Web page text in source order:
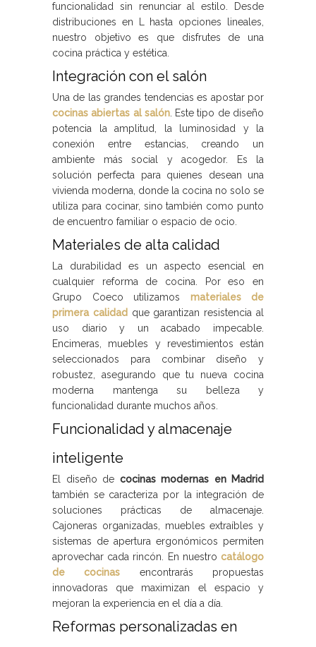
funcionalidad sin renunciar al estilo. Desde
distribuciones en L hasta opciones lineales,
nuestro objetivo es que disfrutes de una
cocina práctica y estética.
Integración con el salón
Una de las grandes tendencias es apostar por
cocinas abiertas al salón. Este tipo de diseño
potencia la amplitud, la luminosidad y la
conexión entre estancias, creando un
ambiente más social y acogedor. Es la
solución perfecta para quienes desean una
vivienda moderna, donde la cocina no solo se
utiliza para cocinar, sino también como punto
de encuentro familiar o espacio de ocio.
Materiales de alta calidad
La durabilidad es un aspecto esencial en
cualquier reforma de cocina. Por eso en
Grupo Coeco utilizamos materiales de
primera calidad que garantizan resistencia al
uso diario y un acabado impecable.
Encimeras, muebles y revestimientos están
seleccionados para combinar diseño y
robustez, asegurando que tu nueva cocina
moderna mantenga su belleza y
funcionalidad durante muchos años.
Funcionalidad y almacenaje
inteligente
El diseño de cocinas modernas en Madrid
también se caracteriza por la integración de
soluciones prácticas de almacenaje.
Cajoneras organizadas, muebles extraíbles y
sistemas de apertura ergonómicos permiten
aprovechar cada rincón. En nuestro catálogo
de cocinas encontrarás propuestas
innovadoras que maximizan el espacio y
mejoran la experiencia en el día a día.
Reformas personalizadas en